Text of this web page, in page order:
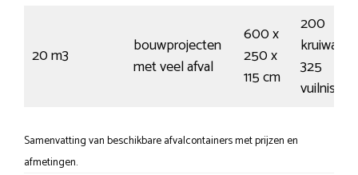
20 m3
bouwprojecten
met veel afval
600 x
250 x
115 cm
200
325
Samenvatting van beschikbare afvalcontainers met prijzen en
afmetingen.